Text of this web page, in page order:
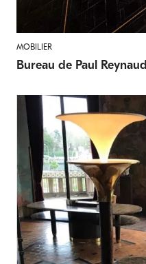
MOBILIER
Bureau de Paul Reynaud